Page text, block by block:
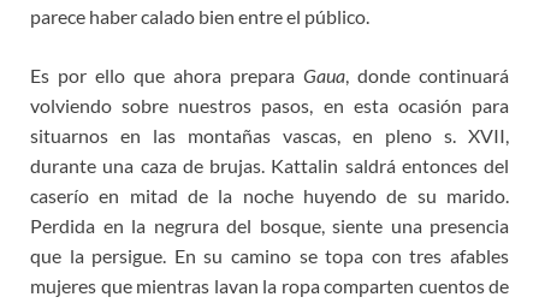
parece haber calado bien entre el público.
Es por ello que ahora prepara Gaua, donde continuará
volviendo sobre nuestros pasos, en esta ocasión para
situarnos en las montañas vascas, en pleno s. XVII,
durante una caza de brujas. Kattalin saldrá entonces del
caserío en mitad de la noche huyendo de su marido.
Perdida en la negrura del bosque, siente una presencia
que la persigue. En su camino se topa con tres afables
mujeres que mientras lavan la ropa comparten cuentos de